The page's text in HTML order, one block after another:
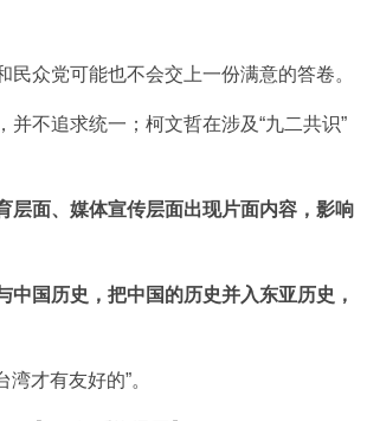
众党可能也不会交上一份满意的答卷。
不追求统一；柯文哲在涉及“九二共识”
层面、媒体宣传层面出现片面内容，影响
国历史，把中国的历史并入东亚历史，
才有友好的”。